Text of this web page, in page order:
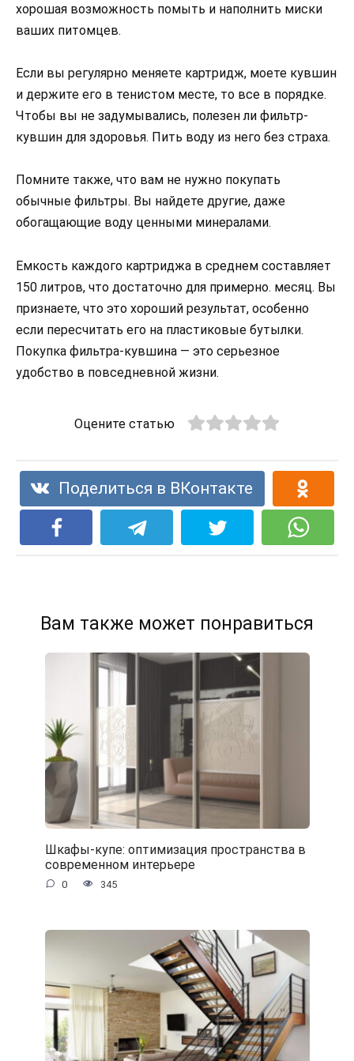
хорошая возможность помыть и наполнить миски
ваших питомцев.
Если вы регулярно меняете картридж, моете кувшин
и держите его в тенистом месте, то все в порядке.
Чтобы вы не задумывались, полезен ли фильтр-
кувшин для здоровья. Пить воду из него без страха.
Помните также, что вам не нужно покупать
обычные фильтры. Вы найдете другие, даже
обогащающие воду ценными минералами.
Емкость каждого картриджа в среднем составляет
150 литров, что достаточно для примерно. месяц. Вы
признаете, что это хороший результат, особенно
если пересчитать его на пластиковые бутылки.
Покупка фильтра-кувшина — это серьезное
удобство в повседневной жизни.
Оцените статью
Поделиться в ВКонтакте
Вам также может понравиться
Шкафы-купе: оптимизация пространства в
современном интерьере
0 345